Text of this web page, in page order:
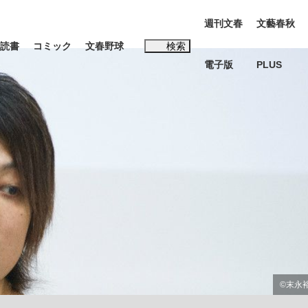
ンタビュー
日本代表“敗戦”の真実 選手が明かす...
将棋
読書 コミック 文春野球 検索
#松田聖子
週刊文春
電子版
文藝春秋
PLUS